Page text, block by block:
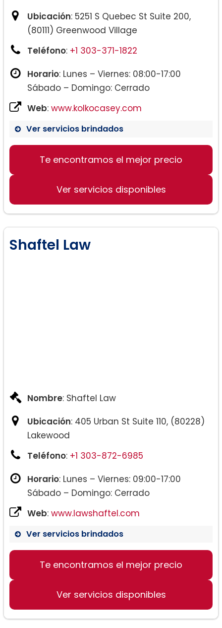
Ubicación: 5251 S Quebec St Suite 200,
(80111) Greenwood Village
Teléfono: +1 303-371-1822
Horario: Lunes – Viernes: 08:00-17:00
Sábado – Domingo: Cerrado
Web: www.kolkocasey.com
Ver servicios brindados
Te encontramos el mejor precio
Ver servicios disponibles
Shaftel Law
Nombre: Shaftel Law
Ubicación: 405 Urban St Suite 110, (80228)
Lakewood
Teléfono: +1 303-872-6985
Horario: Lunes – Viernes: 09:00-17:00
Sábado – Domingo: Cerrado
Web: www.lawshaftel.com
Ver servicios brindados
Te encontramos el mejor precio
Ver servicios disponibles